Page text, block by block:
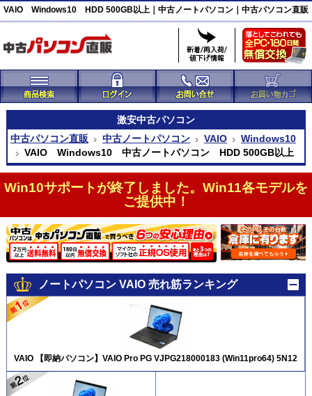
VAIO Windows10 HDD 500GB以上｜中古ノートパソコン｜中古パソコン直販
激安中古パソコン
中古パソコン直販
中古ノートパソコン VAIO
Windows10
VAIO Windows10 中古ノートパソコン HDD 500GB以上
Win10サポートが終了しました。Win11各モデルを
ご提供中！
ノートパソコン VAIO 売れ筋ランキング
VAIO 【即納パソコン】VAIO Pro PG VJPG218000183 (Win11pro64) 5N12